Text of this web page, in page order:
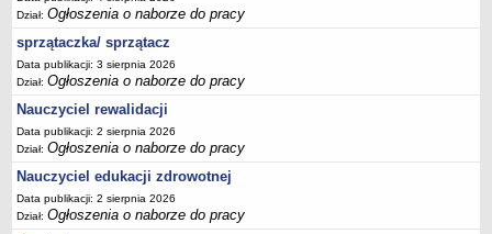
Dział:Ogłoszenia o naborze do pracy
sprzątaczka/ sprzątacz
Data publikacji: 3 sierpnia 2026
Dział:Ogłoszenia o naborze do pracy
Nauczyciel rewalidacji
Data publikacji: 2 sierpnia 2026
Dział:Ogłoszenia o naborze do pracy
Nauczyciel edukacji zdrowotnej
Data publikacji: 2 sierpnia 2026
Dział:Ogłoszenia o naborze do pracy